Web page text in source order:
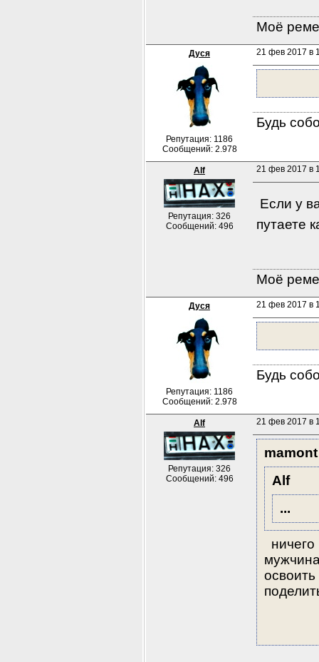
Моё
Дуся
Репутация: 1186
Сообщений: 2.978
21 фев 2017 в
Будь
Alf
Репутация: 326
Сообщений: 496
21 фев 2017 в
Если у
путаете
Моё
Дуся
Репутация: 1186
Сообщений: 2.978
21 фев 2017 в
Будь
Alf
Репутация: 326
Сообщений: 496
21 фев 2017 в
mamont
Alf
...
освоить